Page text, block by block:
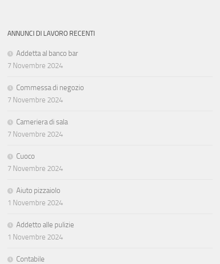
ANNUNCI DI LAVORO RECENTI
Addetta al banco bar
7 Novembre 2024
Commessa di negozio
7 Novembre 2024
Cameriera di sala
7 Novembre 2024
Cuoco
7 Novembre 2024
Aiuto pizzaiolo
1 Novembre 2024
Addetto alle pulizie
1 Novembre 2024
Contabile